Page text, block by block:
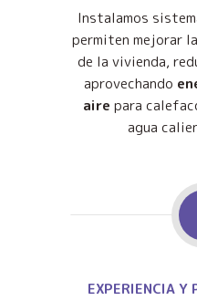
Instalamos
permiten mejorar
de la vivienda,
aprovechando
aire para
agua
EXPERIENCIA Y